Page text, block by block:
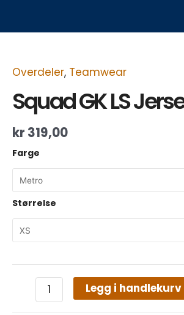
til
Overdeler, Teamwear
Squad GK LS
kr 319,00
Farge
Størrelse
Jersey
antall
Legg i handlekurv